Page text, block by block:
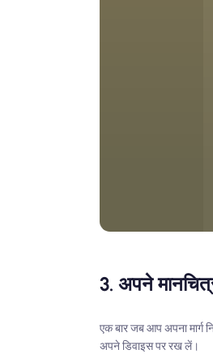
3. अपने
एक बार जब आप अपना
अपने डिवाइस पर रख लें।